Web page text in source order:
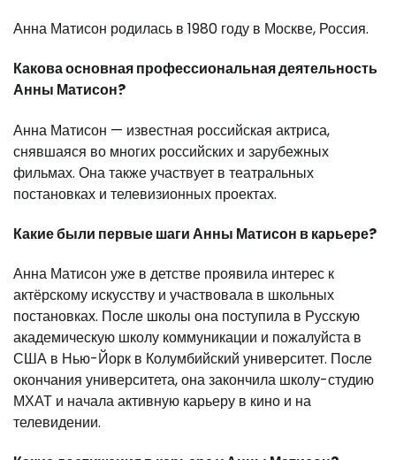
Анна Матисон родилась в 1980 году в Москве, Россия.
Какова основная профессиональная деятельность
Анны Матисон?
Анна Матисон — известная российская актриса,
снявшаяся во многих российских и зарубежных
фильмах. Она также участвует в театральных
постановках и телевизионных проектах.
Какие были первые шаги Анны Матисон в карьере?
Анна Матисон уже в детстве проявила интерес к
актёрскому искусству и участвовала в школьных
постановках. После школы она поступила в Русскую
академическую школу коммуникации и пожалуйста в
США в Нью-Йорк в Колумбийский университет. После
окончания университета, она закончила школу-студию
МХАТ и начала активную карьеру в кино и на
телевидении.